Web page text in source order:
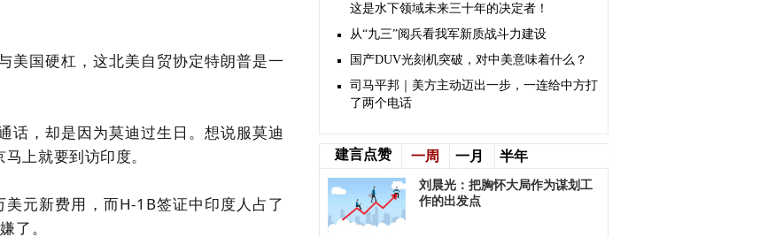
美国硬杠，这北美自贸协定特朗普是一
话，却是因为莫迪过生日 。想说服莫迪
上就要到访印度。
美元新费用，而H-1B签证中印度人占了
了。
这是水下领域未来三十年的决定者！
从“九三”阅兵看我军新质战斗力建设
国产DUV光刻机突破，对中美意味着什么？
司马平邦｜美方主动迈出一步，一连给中方打
了两个电话
建言点赞 一周 一月 半年
刘晨光：把胸怀大局作为谋划工
作的出发点